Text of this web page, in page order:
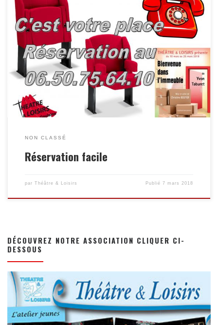
NON CLASSÉ
Réservation facile
par Théâtre & Loisirs Publié7 mars 2018
DÉCOUVREZ NOTRE ASSOCIATION CLIQUER CI-
DESSOUS